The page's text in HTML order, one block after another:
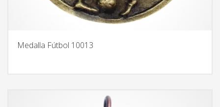
Medalla Fútbol 10013